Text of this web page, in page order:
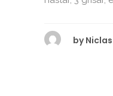
by